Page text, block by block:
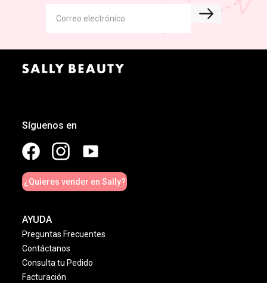
Síguenos en
¿Quieres vender en Sally?
AYUDA
Preguntas Frecuentes
Contáctanos
Consulta tu Pedido
Facturación